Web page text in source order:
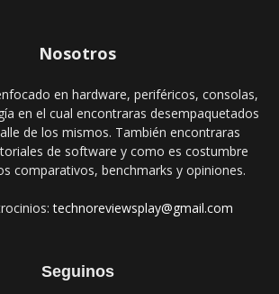
Nosotros
en hardware, periféricos, consolas,
en el cual encontraras desempaquetados
de los mismos. También encontraras
de software y como es costumbre
comparativos, benchmarks y opiniones.
technoreviewsplay@gmail.com
Seguinos